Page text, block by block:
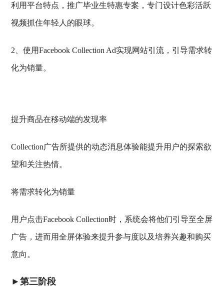
利用平台特点，推广毕业生特惠专案，专门设计色彩活跃
视频抓住年轻人的眼球。
2、使用Facebook Collection Ad实现网站引流，引导需求转
化为销量。
提升商品在移动端的发现率
Collection广告所提供的动态消息体验能提升用户的探索欲
望和关注热情。
将需求转化为销量
用户点击Facebook Collection时，系统会将他们引导至全屏
广告，进而用全屏体验来提升参与度以及培养兴趣和购买
意向。
►第三阶段